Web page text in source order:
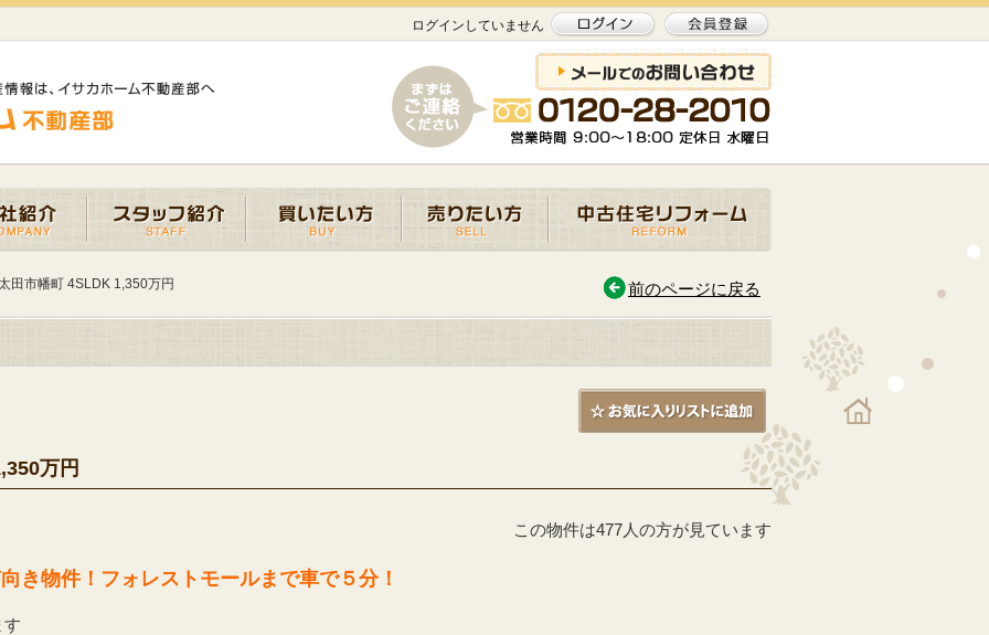
ログインしていません
田市幡町 4SLDK 1,350万円 前のページに戻る
万円
この物件は477人の方が見ています
き物件！フォレストモールまで車で５分！